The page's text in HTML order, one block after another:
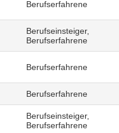
Berufserfahrene
Berufseinsteiger,
Berufserfahrene
Berufserfahrene
Berufserfahrene
Berufseinsteiger,
Berufserfahrene